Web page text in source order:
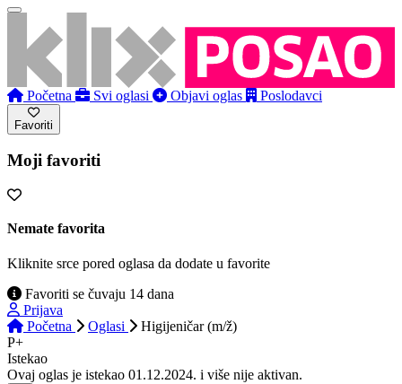
Početna Svi oglasi Objavi oglas Poslodavci
Favoriti
Moji favoriti
Nemate favorita
Kliknite srce pored oglasa da dodate u favorite
Favoriti se čuvaju 14 dana
Prijava
Početna
Oglasi
Higijeničar (m/ž)
P+
Istekao
Ovaj oglas je istekao 01.12.2024. i više nije aktivan.